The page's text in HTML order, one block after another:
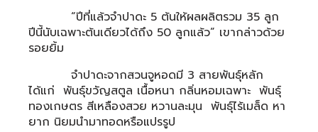
“ปีที่แล้วจำปาดะ 5 ต้นให้ผลผลิตรวม 35 ลูก
ปีนี้นับเฉพาะต้นเดียวได้ถึง 50 ลูกแล้ว” เขากล่าวด้วย
รอยยิ้ม
จำปาดะจากสวนจูหอดมี 3 สายพันธุ์หลัก
ได้แก่ พันธุ์ขวัญสตูล เนื้อหนา กลิ่นหอมเฉพาะ พันธุ์
ทองเกษตร สีเหลืองสวย หวานละมุน พันธุ์ไร้เมล็ด หา
ยาก นิยมนำมาทอดหรือแปรรูป